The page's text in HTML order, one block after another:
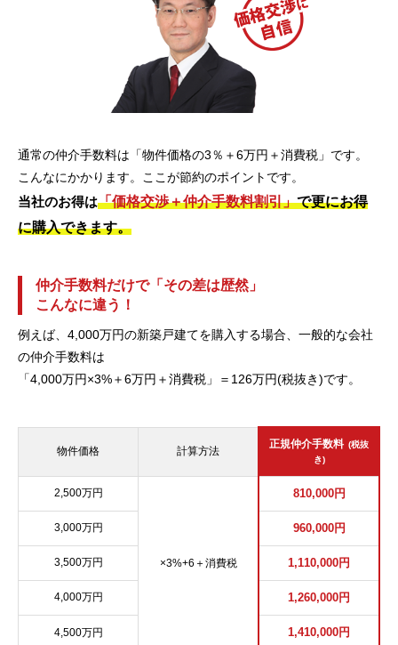
通常の仲介手数料は「物件価格の3％＋6万円＋消費税」です。
こんなにかかります。ここが節約のポイントです。
当社のお得は「価格交渉＋仲介手数料割引」で更にお得
に購入できます。
仲介手数料だけで「その差は歴然」
こんなに違う！
例えば、4,000万円の新築戸建てを購入する場合、一般的な会社
の仲介手数料は
「4,000万円×3%＋6万円＋消費税」＝126万円(税抜き)です。
物件価格 計算方法
正規仲介手数料 (税抜
き)
2,500万円
×3%+6＋消費税
810,000円
3,000万円 960,000円
3,500万円 1,110,000円
4,000万円 1,260,000円
4,500万円 1,410,000円